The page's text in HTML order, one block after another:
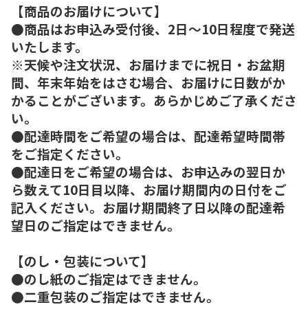
【商品のお届けについて】
●商品はお申込み受付後、2日～10日程度で発送
いたします。
※天候や注文状況、お届けまでに祝日・お盆期
間、年末年始をはさむ場合、お届けに日数がか
かることがございます。あらかじめご了承くださ
い。
●配達時間をご希望の場合は、配達希望時間帯
をご指定ください。
●配達日をご希望の場合は、お申込みの翌日か
ら数えて10日目以降、お届け期間内の日付をご
記入ください。お届け期間終了日以降の配達希
望日のご指定はできません。
【のし・包装について】
●のし紙のご指定はできません。
●二重包装のご指定はできません。